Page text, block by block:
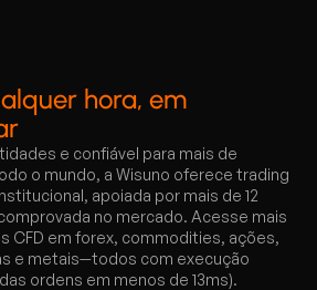
hora, em
e confiável para mais de
o mundo, a Wisuno oferece trading
apoiada por mais de 12
no mercado. Acesse mais
CFD em forex, commodities, ações,
e metais—todos com execução
ordens em menos de 13ms).